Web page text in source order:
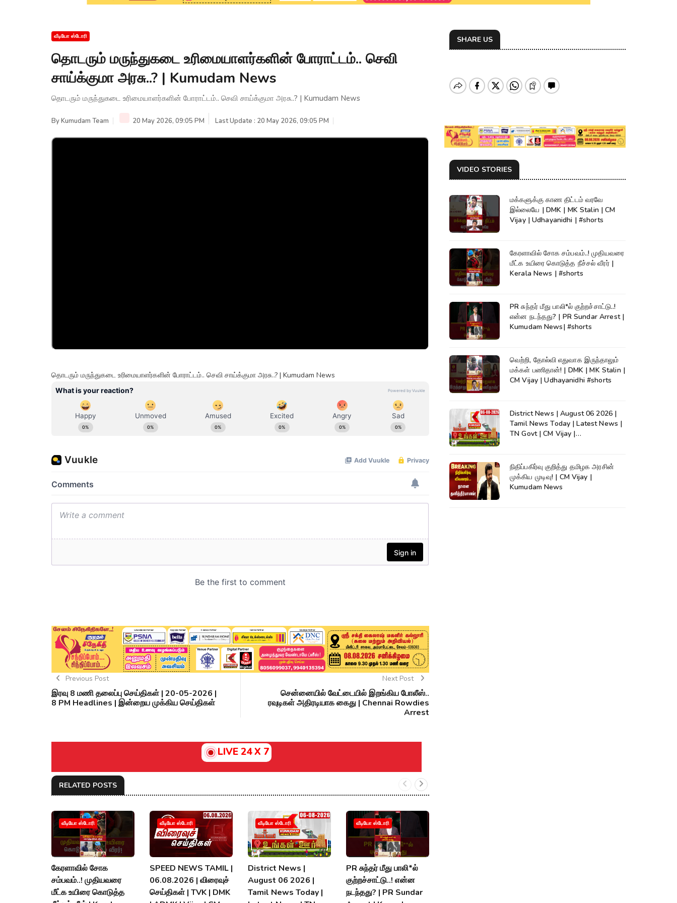
வீடியோ ஸ்டோரி
தொடரும் மருந்துகடை உரிமையாளர்களின் போராட்டம்.. செவி
சாய்க்குமா அரசு..? | Kumudam News
தொடரும் மருந்துகடை உரிமையாளர்களின் போராட்டம்.. செவி சாய்க்குமா அரசு..? | Kumudam News
ByKumudam Team 20 May 2026, 09:05 PM Last Update : 20 May 2026, 09:05 PM
தொடரும் மருந்துகடை உரிமையாளர்களின் போராட்டம்.. செவி சாய்க்குமா அரசு..? | Kumudam News
Previous Post
இரவு 8 மணி தலைப்பு செய்திகள் | 20-05-2026 |
8 PM Headlines | இன்றைய முக்கிய செய்திகள்
Next Post
சென்னையில் வேட்டையில் இறங்கிய போலீஸ்..
ரவுடிகள் அதிரடியாக கைது | Chennai Rowdies
Arrest
LIVE 24 X 7
RELATED POSTS
வீடியோ ஸ்டோரி
கேரளாவில் சோக
சம்பவம்..! முதியவரை
மீட்க உயிரை கொடுத்த
வீடியோ ஸ்டோரி
SPEED NEWS TAMIL |
06.08.2026 | விரைவுச்
செய்திகள் | TVK | DMK
வீடியோ ஸ்டோரி
District News |
August 06 2026 |
Tamil News Today |
வீடியோ ஸ்டோரி
PR சுந்தர் மீது பாலி*ல்
குற்றச்சாட்டு..! என்ன
நடந்தது? | PR Sundar
SHARE US
VIDEO STORIES
மக்களுக்கு காண திட்டம் வரவே
இல்லையே | DMK | MK Stalin | CM
Vijay | Udhayanidhi | #shorts
கேரளாவில் சோக சம்பவம்..! முதியவரை
மீட்க உயிரை கொடுத்த நீச்சல் வீரர் |
Kerala News | #shorts
PR சுந்தர் மீது பாலி*ல் குற்றச்சாட்டு..!
என்ன நடந்தது? | PR Sundar Arrest |
Kumudam News| #shorts
வெற்றி, தோல்வி எதுவாக இருந்தாலும்
மக்கள் பணிதான்! | DMK | MK Stalin |
CM Vijay | Udhayanidhi #shorts
District News | August 06 2026 |
Tamil News Today | Latest News |
TN Govt | CM Vijay |
நிதிப்பகிர்வு குறித்து தமிழக அரசின்
முக்கிய முடிவு! | CM Vijay |
Kumudam News